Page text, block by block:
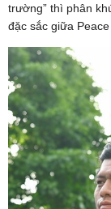
trường” thì phân
đặc sắc giữa